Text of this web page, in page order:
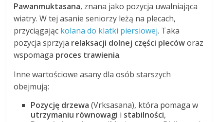
Pawanmuktasana, znana jako pozycja uwalniająca
wiatry. W tej asanie seniorzy leżą na plecach,
przyciągając kolana do klatki piersiowej. Taka
pozycja sprzyja relaksacji dolnej części plecóworaz
wspomaga proces trawienia.
Inne wartościowe asany dla osób starszych
obejmują:
Pozycję drzewa (Vrksasana), która pomaga w
utrzymaniu równowagi i stabilności,